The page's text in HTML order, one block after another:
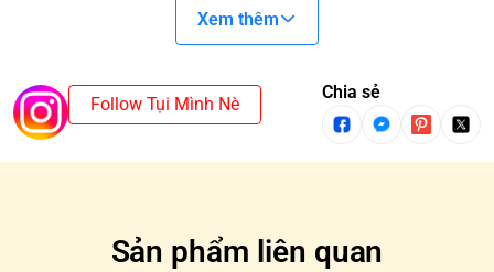
ngờ sẽ là một gia vị không thể thiếu cho cuộc chơi thêm thú
trường hợp mua cả SET và xuất hiện SECRET/CHASER thì
sẽ mất một mẫu cơ bản.
*SECRET/CHASER: Là những mẫu hiếm gặp và thường
Xem thêm
Follow Tụi Mình Nè
Chia sẻ
Sản phẩm liên quan